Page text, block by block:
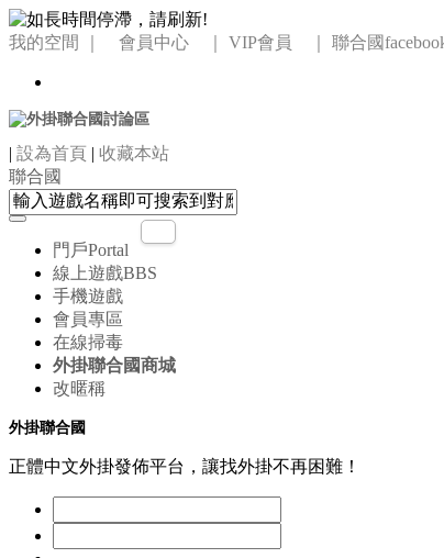
我的空間 ｜ 會員中心 ｜ VIP會員 ｜ 聯合國
| 設為首頁 | 收藏本站
聯合國
門戶Portal
線上遊戲BBS
手機遊戲
會員專區
在線掃毒
外掛聯合國商城
改暱稱
外掛聯合國
正體中文外掛發佈平台，讓找外掛不再困難！